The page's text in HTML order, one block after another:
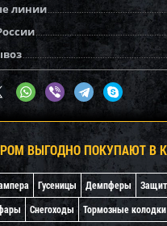
линии
ВЫГОДНО ПОКУПАЮТ В
Гусеницы Демпферы
Снегоходы Тормозные колодки